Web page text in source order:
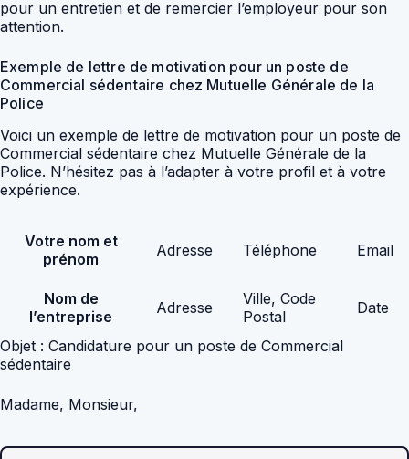
pour un entretien et de remercier l’employeur pour son
attention.
Exemple de lettre de motivation pour un poste de
Commercial sédentaire chez Mutuelle Générale de la
Police
Voici un exemple de lettre de motivation pour un poste de
Commercial sédentaire chez Mutuelle Générale de la
Police. N’hésitez pas à l’adapter à votre profil et à votre
expérience.
Votre nom et
prénom
Adresse Téléphone Email
Nom de
l’entreprise
Adresse
Ville, Code
Postal
Date
Objet : Candidature pour un poste de Commercial
sédentaire
Madame, Monsieur,